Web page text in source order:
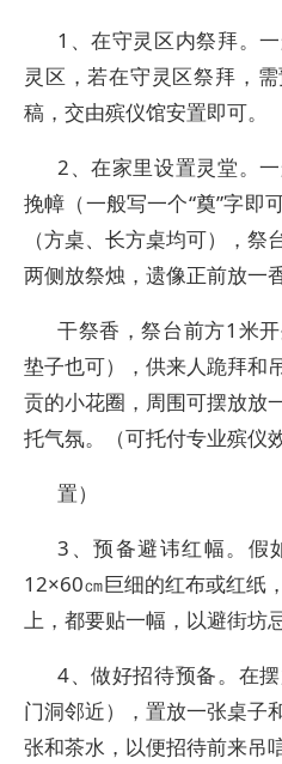
1、在守灵区内祭拜。
灵区，若在守灵区祭拜，
稿，交由殡仪馆安置即可。
2、在家里设置灵堂。
挽幛（一般写一个“奠”字即
（方桌、长方桌均可），
两侧放祭烛，遗像正前放一
干祭香，祭台前方1米
垫子也可），供来人跪拜和
贡的小花圈，周围可摆放放
托气氛。（可托付专业殡仪
置）
3、预备避讳红幅。假
12×60㎝巨细的红布或红纸
上，都要贴一幅，以避街坊
4、做好招待预备。在
门洞邻近），置放一张桌子
张和茶水，以便招待前来吊